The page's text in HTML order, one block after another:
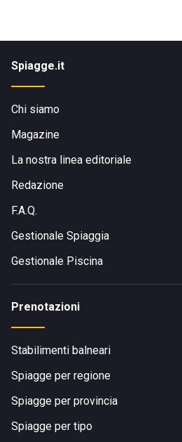
Spiagge.it
Chi siamo
Magazine
La nostra linea editoriale
Redazione
F.A.Q.
Gestionale Spiaggia
Gestionale Piscina
Prenotazioni
Stabilimenti balneari
Spiagge per regione
Spiagge per provincia
Spiagge per tipo